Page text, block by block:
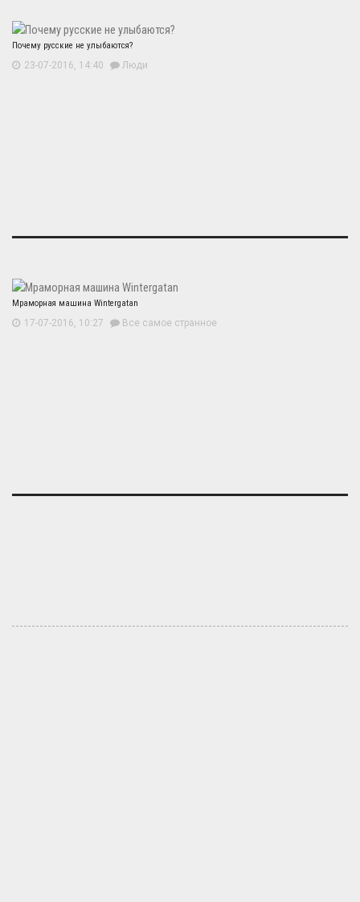
Почему русские не улыбаются?
23-07-2016, 14:40 Люди
Мраморная машина Wintergatan
17-07-2016, 10:27 Все самое странное